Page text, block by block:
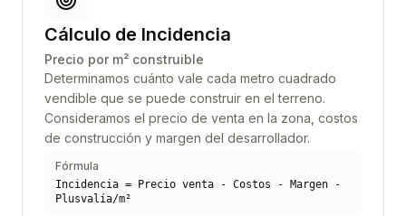
Cálculo de Incidencia
Precio por m² construible
Determinamos cuánto vale cada metro cuadrado
vendible que se puede construir en el terreno.
Consideramos el precio de venta en la zona, costos
de construcción y margen del desarrollador.
Fórmula
Incidencia = Precio venta - Costos - Margen -
Plusvalía/m²